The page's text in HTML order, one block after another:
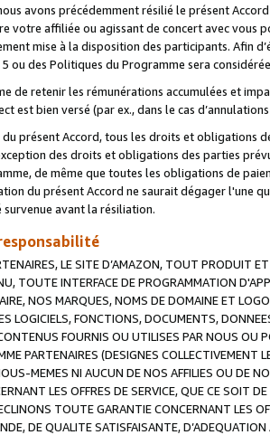
avons précédemment résilié le présent
votre affiliée ou agissant de concert avec vous
mise à la disposition des participants. Afin
ou des Politiques du Programme sera
de retenir les rémunérations accumulées et
est bien versé (par ex., dans le cas
présent Accord, tous les droits et obligations
des droits et obligations des parties
de même que toutes les obligations de
du présent Accord ne saurait dégager l'une
avant la résiliation.
LE SITE D’AMAZON, TOUT PRODUIT
TOUTE INTERFACE DE PROGRAMMATION
NOS MARQUES, NOMS DE DOMAINE ET
LOGICIELS, FONCTIONS, DOCUMENTS,
FOURNIS OU UTILISES PAR NOUS OU
PARTENAIRES (DESIGNES COLLECTIVEMENT
MEMES NI AUCUN DE NOS AFFILIES OU DE
LES OFFRES DE SERVICE, QUE CE SOIT
TOUTE GARANTIE CONCERNANT LES
DE QUALITE SATISFAISANTE,